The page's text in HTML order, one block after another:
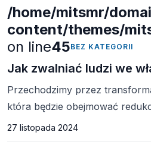
/home/mitsmr/
content/themes/
on line45BEZ KATEGORII
Jak zwalniać ludzi we
Przechodzimy przez
która będzie obejmować
możemy to zrobić szybko i
rozwiązywania trudnej sytuacji
27 listopada 2024